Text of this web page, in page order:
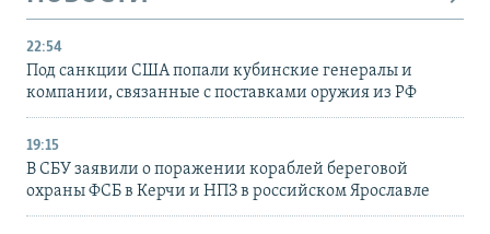
22:54
Под санкции США попали кубинские генералы и
компании, связанные с поставками оружия из РФ
19:15
В СБУ заявили о поражении кораблей береговой
охраны ФСБ в Керчи и НПЗ в российском Ярославле